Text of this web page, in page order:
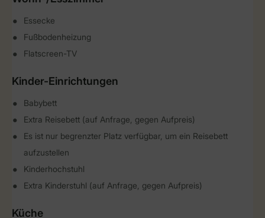
Essecke
Fußbodenheizung
Flatscreen-TV
Kinder-Einrichtungen
Babybett
Extra Reisebett (auf Anfrage, gegen Aufpreis)
Es ist nur begrenzter Platz verfügbar, um ein Reisebett
aufzustellen
Kinderhochstuhl
Extra Kinderstuhl (auf Anfrage, gegen Aufpreis)
Küche